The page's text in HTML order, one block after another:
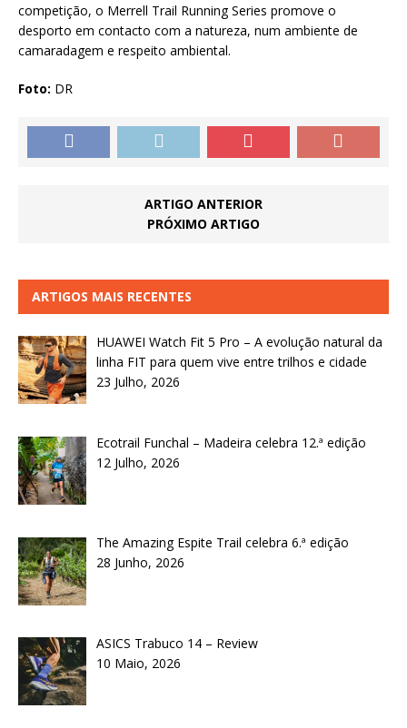
competição, o Merrell Trail Running Series promove o
desporto em contacto com a natureza, num ambiente de
camaradagem e respeito ambiental.
Foto: DR
ARTIGO ANTERIOR
PRÓXIMO ARTIGO
ARTIGOS MAIS RECENTES
HUAWEI Watch Fit 5 Pro – A evolução natural da
linha FIT para quem vive entre trilhos e cidade
23 Julho, 2026
Ecotrail Funchal – Madeira celebra 12.ª edição
12 Julho, 2026
The Amazing Espite Trail celebra 6.ª edição
28 Junho, 2026
ASICS Trabuco 14 – Review
10 Maio, 2026